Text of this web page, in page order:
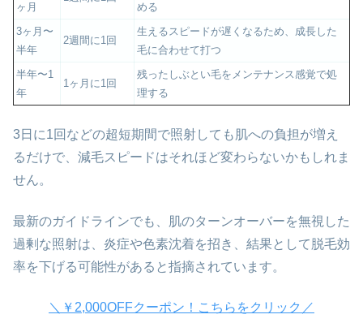
ヶ月
める
3ヶ月〜
半年
2週間に1回
生えるスピードが遅くなるため、成長した
毛に合わせて打つ
半年〜1
年
1ヶ月に1回
残ったしぶとい毛をメンテナンス感覚で処
理する
3日に1回などの超短期間で照射しても肌への負担が増え
るだけで、減毛スピードはそれほど変わらないかもしれま
せん。
最新のガイドラインでも、肌のターンオーバーを無視した
過剰な照射は、炎症や色素沈着を招き、結果として脱毛効
率を下げる可能性があると指摘されています。
＼￥2,000OFFクーポン！こちらをクリック／